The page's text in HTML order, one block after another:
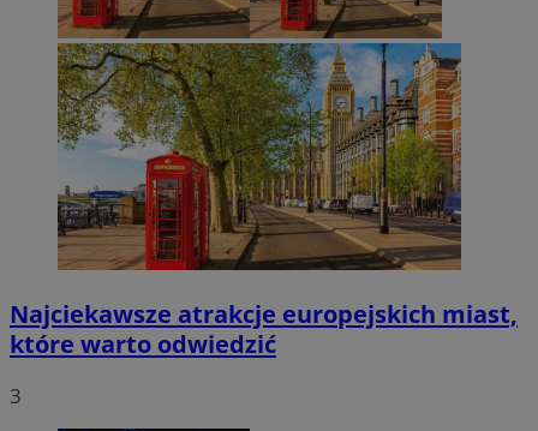
Najciekawsze atrakcje europejskich miast,
które warto odwiedzić
3